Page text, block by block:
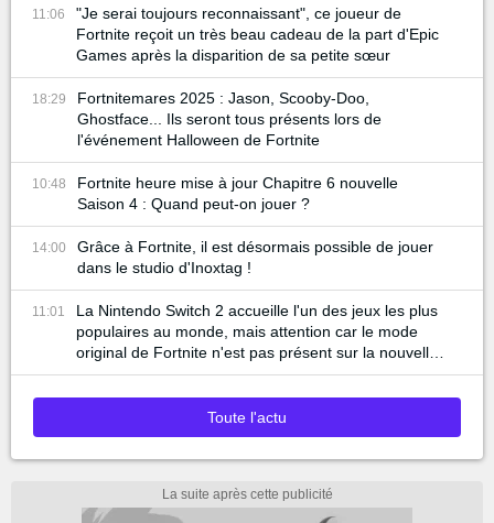
11:06
"Je serai toujours reconnaissant", ce joueur de
Fortnite reçoit un très beau cadeau de la part d'Epic
Games après la disparition de sa petite sœur
18:29
Fortnitemares 2025 : Jason, Scooby-Doo,
Ghostface... Ils seront tous présents lors de
l'événement Halloween de Fortnite
10:48
Fortnite heure mise à jour Chapitre 6 nouvelle
Saison 4 : Quand peut-on jouer ?
14:00
Grâce à Fortnite, il est désormais possible de jouer
dans le studio d'Inoxtag !
11:01
La Nintendo Switch 2 accueille l'un des jeux les plus
populaires au monde, mais attention car le mode
original de Fortnite n'est pas présent sur la nouvelle
console...
Toute l'actu